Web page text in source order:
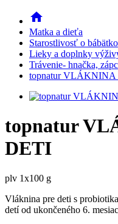
home
Matka a dieťa
Starostlivosť o bábätko
Lieky a doplnky
Trávenie- hnačka,
topnatur VLÁKNINA
topnatur
DETI
plv 1x100 g
Vláknina pre deti s
detí od ukončeného 6.